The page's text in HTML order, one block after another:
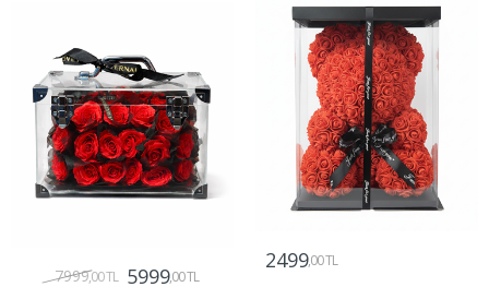
7999,00 TL 5999,00 TL
2499,00 TL